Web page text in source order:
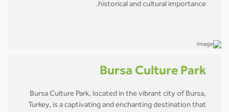
historical and cultural importance.
Bursa Culture Park
Bursa Culture Park, located in the vibrant city of Bursa,
Turkey, is a captivating and enchanting destination that